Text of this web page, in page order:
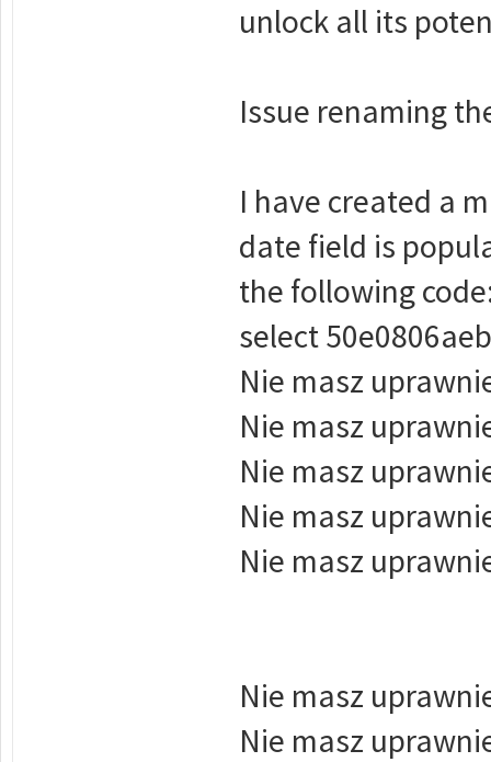
unlock all its
Issue renaming
I have created a
date field is
the following
select
Nie masz
Nie masz
Nie masz
Nie masz
Nie masz
Nie masz
Nie masz